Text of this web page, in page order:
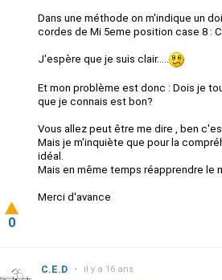
Dans une méthode on m'indique un
cordes de Mi 5eme position case 8 :
J'espère que je suis clair.....
Et mon problème est donc : Dois je
que je connais est bon?
Vous allez peut être me dire , ben
Mais je m'inquiète que pour la
idéal.
Mais en même temps réapprendre le
Merci d'avance
0
C.E.D • il y a 16 ans